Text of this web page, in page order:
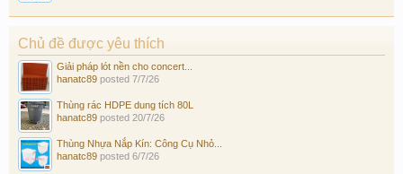
Chủ đề được yêu thích
Giải pháp lót nền cho concert...
hanatc89 posted 7/7/26
Thùng rác HDPE dung tích 80L
hanatc89 posted 20/7/26
Thùng Nhựa Nắp Kín: Công Cụ Nhỏ...
hanatc89 posted 6/7/26